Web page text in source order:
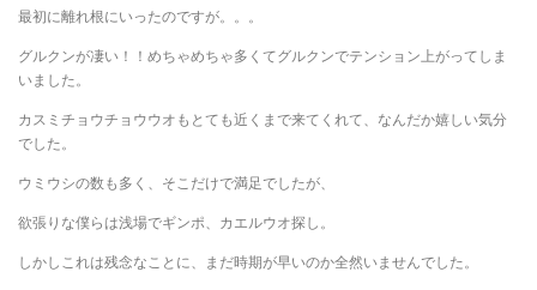
最初に離れ根にいったのですが。。。
グルクンが凄い！！めちゃめちゃ多くてグルクンでテンション上がってしま
いました。
カスミチョウチョウウオもとても近くまで来てくれて、なんだか嬉しい気分
でした。
ウミウシの数も多く、そこだけで満足でしたが、
欲張りな僕らは浅場でギンポ、カエルウオ探し。
しかしこれは残念なことに、まだ時期が早いのか全然いませんでした。